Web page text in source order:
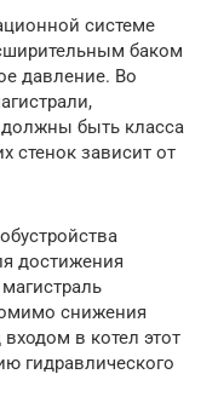
системе
баком
давление. Во
быть класса
стенок зависит от
достижения
снижения
в котел этот
гидравлического